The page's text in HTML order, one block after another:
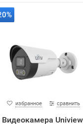
избранное сравнить
Видеокамера Uniview